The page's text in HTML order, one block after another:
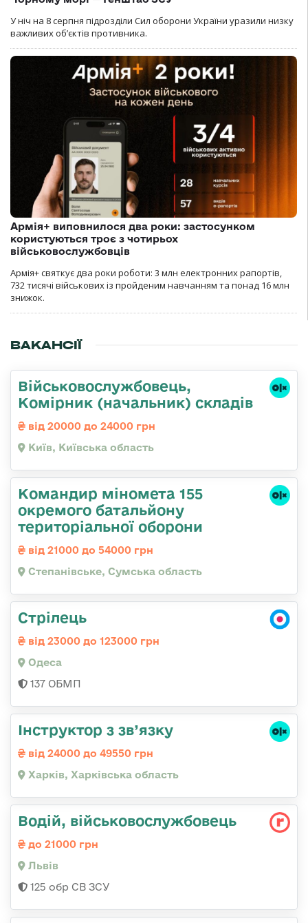
У ніч на 8 серпня підрозділи Сил оборони України уразили низку
важливих об’єктів противника.
Армія+ виповнилося два роки: застосунком
користуються троє з чотирьох
військовослужбовців
Армія+ святкує два роки роботи: 3 млн електронних рапортів,
732 тисячі військових із пройденим навчанням та понад 16 млн
знижок.
ВАКАНСІЇ
Військовослужбовець,
Комірник (начальник) складів
від 20000 до 24000 грн
Київ, Київська область
Командир міномета 155
окремого батальйону
територіальної оборони
від 21000 до 54000 грн
Степанівське, Сумська область
Стрілець
від 23000 до 123000 грн
Одеса
137 ОБМП
Інструктор з зв’язку
від 24000 до 49550 грн
Харків, Харківська область
Водій, військовослужбовець
до 21000 грн
Львів
125 обр СВ ЗСУ